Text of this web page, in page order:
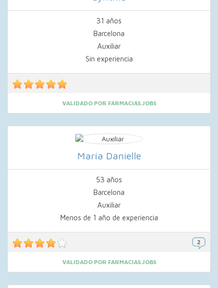
31 años
Barcelona
Auxiliar
Sin experiencia
VALIDADO POR FARMACIAS.JOBS
María Danielle
53 años
Barcelona
Auxiliar
Menos de 1 año de experiencia
VALIDADO POR FARMACIAS.JOBS